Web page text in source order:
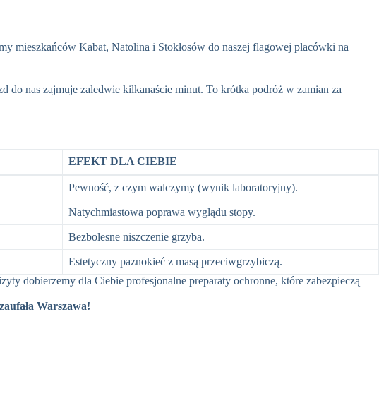
mieszkańców Kabat, Natolina i Stokłosów do naszej flagowej placówki na
do nas zajmuje zaledwie kilkanaście minut. To krótka podróż w zamian za
EFEKT DLA CIEBIE
Pewność, z czym walczymy (wynik laboratoryjny).
Natychmiastowa poprawa wyglądu stopy.
Bezbolesne niszczenie grzyba.
Estetyczny paznokieć z masą przeciwgrzybiczą.
dobierzemy dla Ciebie profesjonalne preparaty ochronne, które zabezpieczą
Warszawa!